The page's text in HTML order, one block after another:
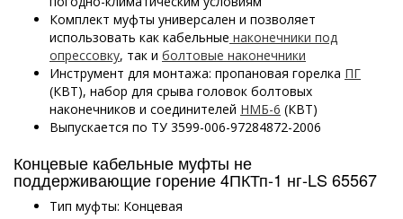
Комплект муфты универсален и позволяет
использовать как кабельные наконечники под
опрессовку, так и болтовые наконечники
Инструмент для монтажа: пропановая горелка ПГ
(КВТ), набор для срыва головок болтовых
наконечников и соединителей НМБ-6 (КВТ)
Выпускается по ТУ 3599-006-97284872-2006
Концевые кабельные муфты не
поддерживающие горение 4ПКТп-1 нг-LS 65567
Тип муфты: Концевая